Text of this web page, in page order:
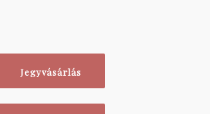
Jegyvásárlás